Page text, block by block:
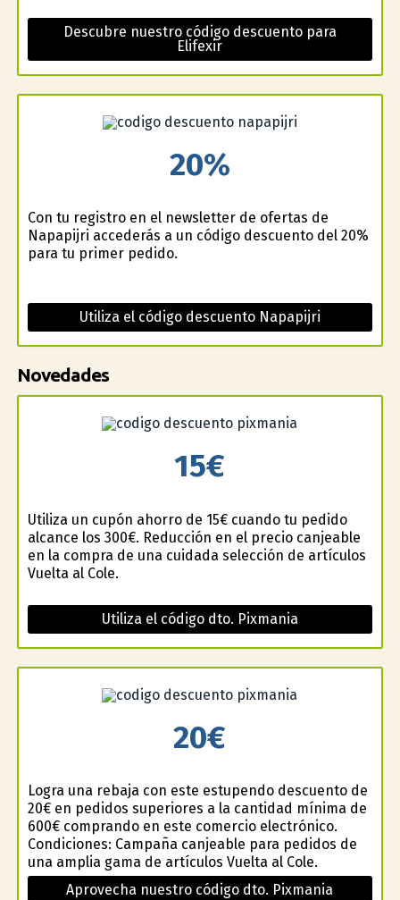
Descubre nuestro código descuento para
Elifexir
20%
Con tu registro en el newsletter de ofertas de
Napapijri accederás a un código descuento del 20%
para tu primer pedido.
Utiliza el código descuento Napapijri
Novedades
15€
Utiliza un cupón ahorro de 15€ cuando tu pedido
alcance los 300€. Reducción en el precio canjeable
en la compra de una cuidada selección de artículos
Vuelta al Cole.
Utiliza el código dto. Pixmania
20€
Logra una rebaja con este estupendo descuento de
20€ en pedidos superiores a la cantidad mínima de
600€ comprando en este comercio electrónico.
Condiciones: Campaña canjeable para pedidos de
una amplia gama de artículos Vuelta al Cole.
Aprovecha nuestro código dto. Pixmania